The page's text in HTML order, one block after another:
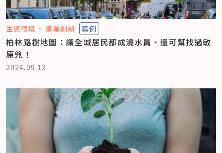
生態環境 產業創新 案例
柏林路樹地圖：讓全城居民都成澆水員、還可幫找過敏
原兇！
2024.09.12